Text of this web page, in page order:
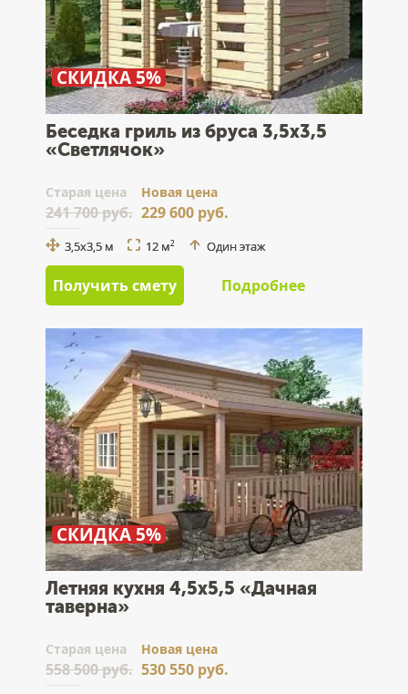
СКИДКА 5%
Беседка гриль из бруса 3,5x3,5
«Светлячок»
Cтарая цена
241 700 руб.
Новая цена
229 600 руб.
3,5x3,5 м 12 м2 Один этаж
Получить смету Подробнее
СКИДКА 5%
Летняя кухня 4,5х5,5 «Дачная
таверна»
Cтарая цена
558 500 руб.
Новая цена
530 550 руб.